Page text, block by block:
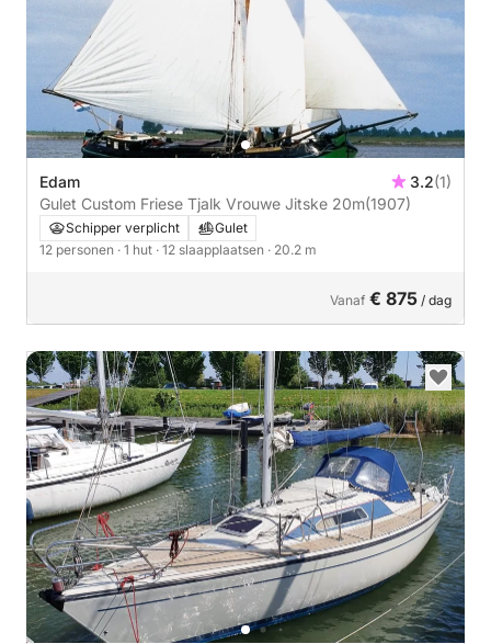
Edam 3.2(1)
Gulet Custom Friese Tjalk Vrouwe Jitske 20m(1907)
Schipper verplicht
Gulet
12 personen · 1 hut · 12 slaapplaatsen · 20.2 m
Vanaf € 875 / dag